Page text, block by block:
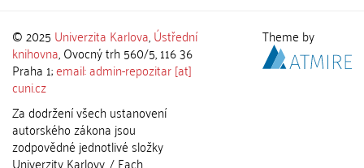
© 2025 Univerzita Karlova,Ústřední
knihovna, Ovocný trh 560/5, 116 36
Praha 1;email: admin-repozitar [at]
cuni.cz
Za dodržení všech ustanovení
autorského zákona jsou
zodpovědné jednotlivé složky
Univerzity Karlovy. / Each
Theme by